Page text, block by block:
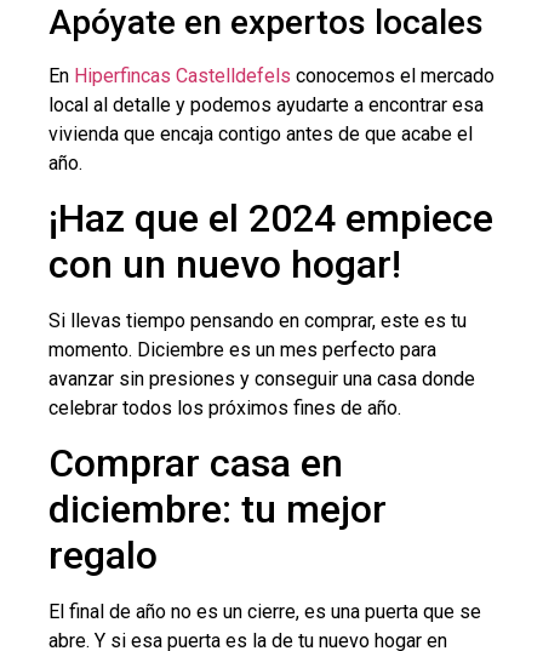
Apóyate en expertos locales
En Hiperfincas Castelldefels conocemos el mercado
local al detalle y podemos ayudarte a encontrar esa
vivienda que encaja contigo antes de que acabe el
año.
¡Haz que el 2024 empiece
con un nuevo hogar!
Si llevas tiempo pensando en comprar, este es tu
momento. Diciembre es un mes perfecto para
avanzar sin presiones y conseguir una casa donde
celebrar todos los próximos fines de año.
Comprar casa en
diciembre: tu mejor
regalo
El final de año no es un cierre, es una puerta que se
abre. Y si esa puerta es la de tu nuevo hogar en